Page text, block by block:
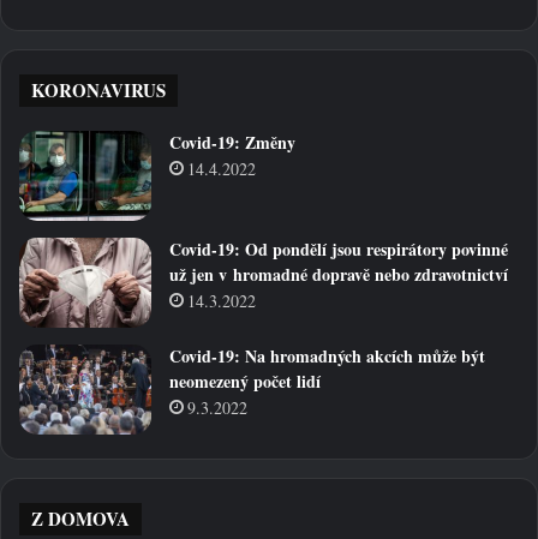
KORONAVIRUS
Covid-19: Změny
14.4.2022
Covid-19: Od pondělí jsou respirátory povinné
už jen v hromadné dopravě nebo zdravotnictví
14.3.2022
Covid-19: Na hromadných akcích může být
neomezený počet lidí
9.3.2022
Z DOMOVA